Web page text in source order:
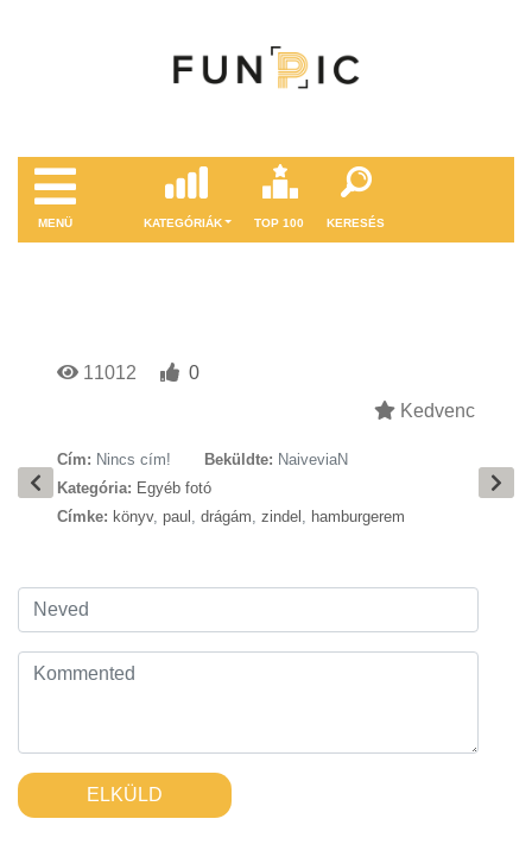
MENÜ KATEGÓRIÁK TOP 100 KERESÉS
11012
0
Kedvenc
Cím: Nincs cím! Beküldte: NaiveviaN
Kategória: Egyéb fotó
Címke: könyv, paul , drágám, zindel , hamburgerem
ELKÜLD